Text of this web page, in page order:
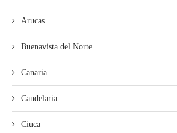
Arucas
Buenavista del Norte
Canaria
Candelaria
Ciuca